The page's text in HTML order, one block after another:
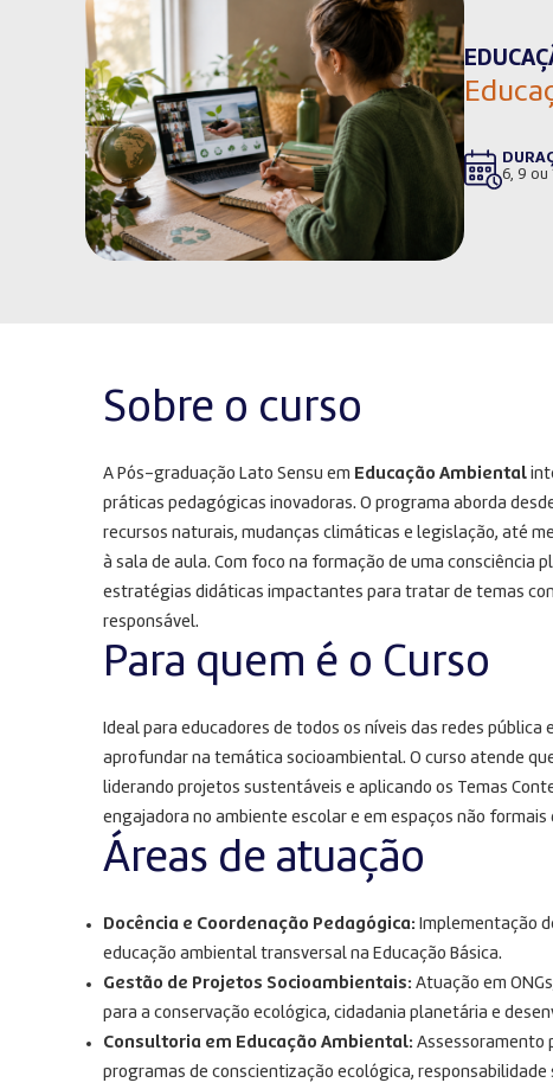
6, 9 ou
Sobre o curso
A Pós-graduação Lato Sensu em Educação Ambiental
práticas pedagógicas inovadoras. O programa aborda
recursos naturais, mudanças climáticas e legislação, até
à sala de aula. Com foco na formação de uma consciência
estratégias didáticas impactantes para tratar de temas
responsável.
Para quem é o Curso
Ideal para educadores de todos os níveis das redes
aprofundar na temática socioambiental. O curso atende
liderando projetos sustentáveis e aplicando os Temas
engajadora no ambiente escolar e em espaços não formais
Áreas de atuação
Docência e Coordenação Pedagógica: Implementação
educação ambiental transversal na Educação Básica.
Gestão de Projetos Socioambientais: Atuação em
para a conservação ecológica, cidadania planetária e
Consultoria em Educação Ambiental: Assessoramento
programas de conscientização ecológica,